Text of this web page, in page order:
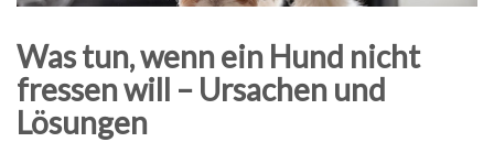
Was tun, wenn ein Hund nicht
fressen will – Ursachen und
Lösungen